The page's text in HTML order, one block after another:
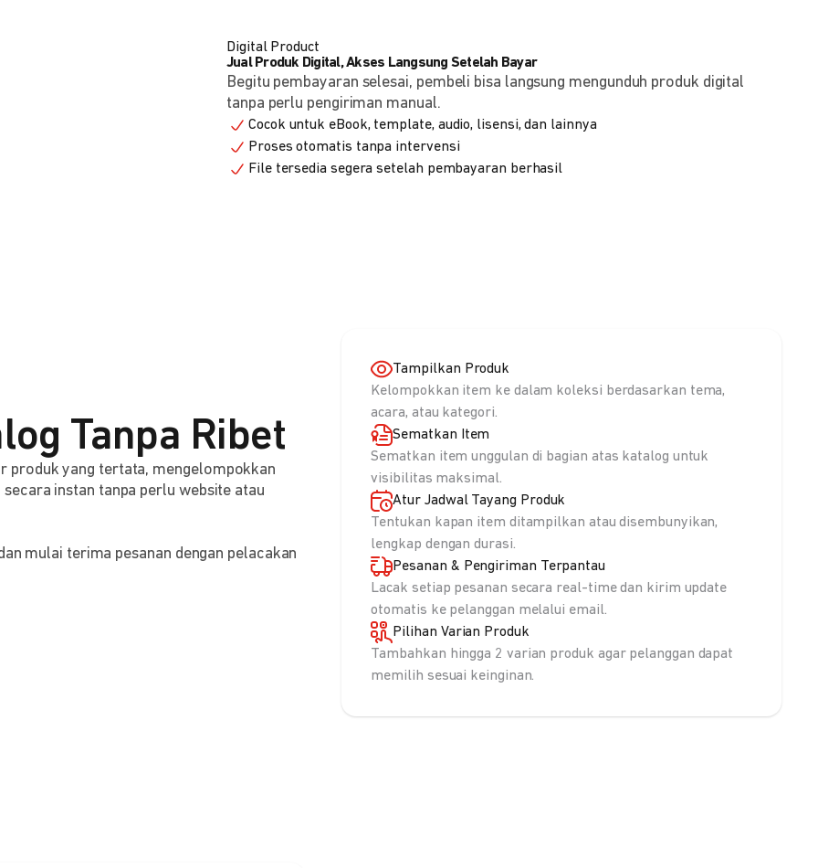
Digital Product
Jual Produk Digital, Akses Langsung Setelah Bayar
Begitu pembayaran selesai, pembeli bisa langsung mengunduh produk digital
tanpa perlu pengiriman manual.
Cocok untuk eBook, template, audio, lisensi, dan lainnya
Proses otomatis tanpa intervensi
File tersedia segera setelah pembayaran berhasil
Tanpa Ribet
produk yang tertata, mengelompokkan
instan tanpa perlu website atau
mulai terima pesanan dengan pelacakan
Tampilkan Produk
Kelompokkan item ke dalam koleksi berdasarkan tema,
acara, atau kategori.
Sematkan Item
Sematkan item unggulan di bagian atas katalog untuk
visibilitas maksimal.
Atur Jadwal Tayang Produk
Tentukan kapan item ditampilkan atau disembunyikan,
lengkap dengan durasi.
Pesanan & Pengiriman Terpantau
Lacak setiap pesanan secara real-time dan kirim update
otomatis ke pelanggan melalui email.
Pilihan Varian Produk
Tambahkan hingga 2 varian produk agar pelanggan dapat
memilih sesuai keinginan.